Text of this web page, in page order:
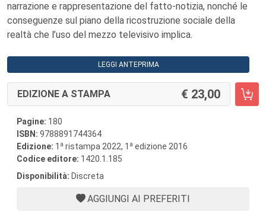
narrazione e rappresentazione del fatto-notizia, nonché le
conseguenze sul piano della ricostruzione sociale della
realtà che l’uso del mezzo televisivo implica.
LEGGI ANTEPRIMA
EDIZIONE A STAMPA 23,00
Pagine: 180
ISBN: 9788891744364
Edizione: 1 a ristampa 2022, 1 a edizione 2016
Codice editore: 1420.1.185
Disponibilità: Discreta
AGGIUNGI AI PREFERITI